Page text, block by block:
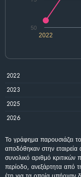
2022
50
2022
2023
2025
2026
Το γράφημα παρουσιάζει
αποδόθηκαν στην εταιρεία
συνολικό αριθμό
περίοδο, ανεξάρτητα από